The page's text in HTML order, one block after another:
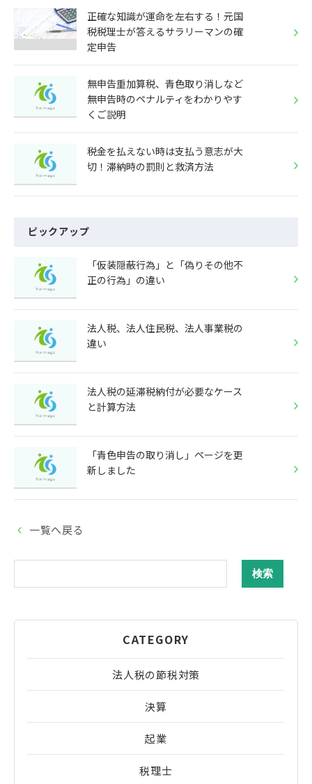
正確な知識が運命を左右する！元国
税税理士が答えるサラリーマンの確
定申告
無申告重加算税、青色取り消しなど
無申告時のペナルティをわかりやす
くご説明
税金を払えない時は支払う意志が大
切！滞納時の罰則と救済方法
ピックアップ
「仮装隠蔽行為」と「偽りその他不
正の行為」の違い
法人税、法人住民税、法人事業税の
違い
法人税の延滞税納付が必要なケース
と計算方法
「青色申告の取り消し」ページを更
新しました
一覧へ戻る
CATEGORY
法人税の節税対策
決算
起業
税理士